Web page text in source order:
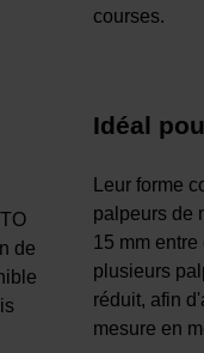
courses.
de
Idéal
Leur forme
palpeurs de
15 mm
plusieurs
réduit, afin
mesure en